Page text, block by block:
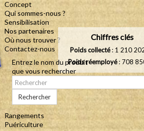
Chiffres clés
Poids collecté: 1 210
Poids réemployé: 708
Concept
Qui sommes-nous ?
Sensibilisation
Nos partenaires
Où nous trouver ?
Contactez-nous
Entrez le nom du produit
que vous rechercher
Rechercher
Rangements
Puériculture